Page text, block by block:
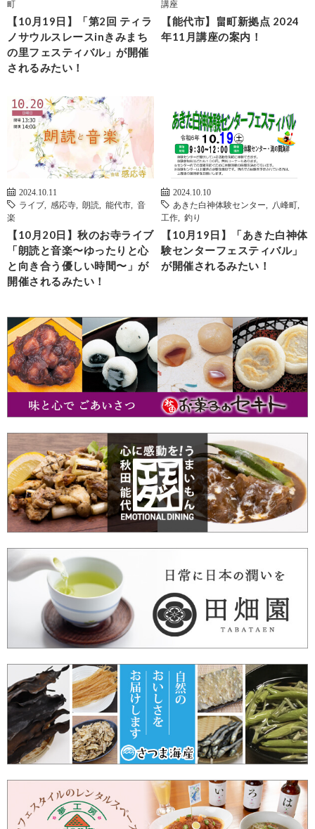
町
【10月19日】「第2回 ティラ
ノサウルスレースinきみまち
の里フェスティバル」が開催
されるみたい！
講座
【能代市】畠町新拠点 2024
年11月講座の案内！
2024.10.11
ライブ
感応寺 朗読 能代市
音
楽
【10月20日】秋のお寺ライブ
「朗読と音楽〜ゆったりと心
と向き合う優しい時間〜」が
開催されるみたい！
2024.10.10
あきた白神体験センター
八峰町
工作
釣り
【10月19日】「あきた白神体
験センターフェスティバル」
が開催されるみたい！